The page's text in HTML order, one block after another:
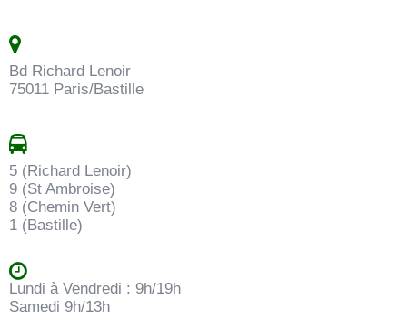
Bd Richard Lenoir
75011 Paris/Bastille
5 (Richard Lenoir)
9 (St Ambroise)
8 (Chemin Vert)
1 (Bastille)
Lundi à Vendredi : 9h/19h
Samedi 9h/13h